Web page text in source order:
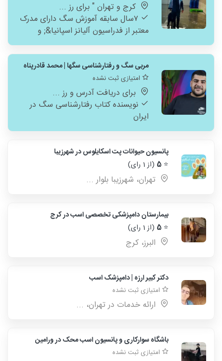
کرج و تهران " برای رز ...
٧سال سابقه آموزش سگ دارای مدرک
معتبر از فدراسیون آلیانز اسپانیا&; و
[iku[International kenel club
مربی سگ و رفتارشناسی سگها | محمد قادرپناه
امتیازی ثبت نشده
برای دریافت آدرس و رز ...
نویسنده کتاب رفتارشناسی سگ در
ایران
پانسیون حیوانات پت اسکایلوس در شهرزیبا
⭐
5 (از 1 رای)
تهران، شهرزیبا بلوار ...
بیمارستان دامپزشکی تخصصی اسب در کرج
⭐
5 (از 1 رای)
البرز، کرج
دکتر کبیر ارزه | دامپزشک اسب
امتیازی ثبت نشده
ارائه خدمات در تهران، ...
باشگاه سوارکاری و پانسیون اسب محک در ورامین
امتیازی ثبت نشده